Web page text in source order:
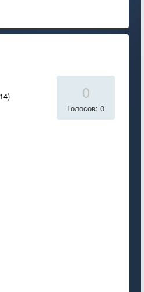
0
Голосов: 0